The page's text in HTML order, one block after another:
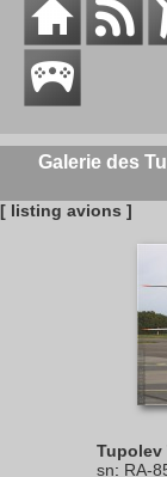
Galerie des
[ listing avions ]
Tupolev
sn: RA-